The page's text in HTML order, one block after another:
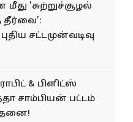
'சுற்றுச்சூழல்
தீர்வை':
சட்டமுன்வடிவு
& பிளிட்ஸ்
சாம்பியன் பட்டம்